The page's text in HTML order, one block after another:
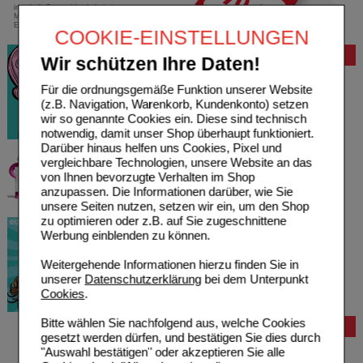
COOKIE-EINSTELLUNGEN
Wir schützen Ihre Daten!
Für die ordnungsgemäße Funktion unserer Website
(z.B. Navigation, Warenkorb, Kundenkonto) setzen
wir so genannte Cookies ein. Diese sind technisch
notwendig, damit unser Shop überhaupt funktioniert.
Darüber hinaus helfen uns Cookies, Pixel und
vergleichbare Technologien, unsere Website an das
von Ihnen bevorzugte Verhalten im Shop
anzupassen. Die Informationen darüber, wie Sie
unsere Seiten nutzen, setzen wir ein, um den Shop
zu optimieren oder z.B. auf Sie zugeschnittene
Werbung einblenden zu können.
Weitergehende Informationen hierzu finden Sie in
unserer Datenschutzerklärungbei dem Unterpunkt
Cookies.
Bitte wählen Sie nachfolgend aus, welche Cookies
gesetzt werden dürfen, und bestätigen Sie dies durch
"Auswahl bestätigen" oder akzeptieren Sie alle
innerhalb Deutschlands bei einem
Mindestbestellwert von 13,99 Euro oder bei
Einsendung eines Kassenrezeptes
Bewertung
Bestellung
Hilfe zur Anmeldung